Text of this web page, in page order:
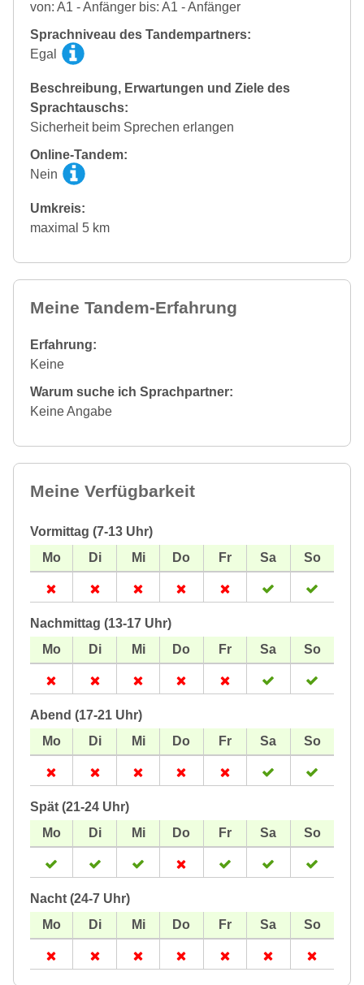
von: A1 - Anfänger bis: A1 - Anfänger
Sprachniveau des Tandempartners:
Egal
Beschreibung, Erwartungen und Ziele des
Sprachtauschs:
Sicherheit beim Sprechen erlangen
Online-Tandem:
Nein
Umkreis:
maximal 5 km
Meine Tandem-Erfahrung
Erfahrung:
Keine
Warum suche ich Sprachpartner:
Keine Angabe
Meine Verfügbarkeit
Vormittag (7-13 Uhr)
Nachmittag (13-17 Uhr)
Abend (17-21 Uhr)
Spät (21-24 Uhr)
Nacht (24-7 Uhr)